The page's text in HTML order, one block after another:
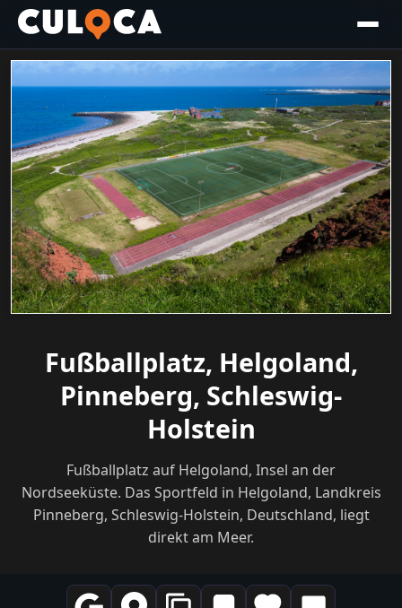
Fußballplatz, Helgoland,
Pinneberg, Schleswig-
Holstein
Fußballplatz auf Helgoland, Insel an der
Nordseeküste. Das Sportfeld in Helgoland, Landkreis
Pinneberg, Schleswig-Holstein, Deutschland, liegt
direkt am Meer.